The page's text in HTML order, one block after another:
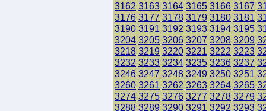
3162 3163 3164 3165 3166 3167
3176 3177 3178 3179 3180 3181
3190 3191 3192 3193 3194 3195
3204 3205 3206 3207 3208 3209
3218 3219 3220 3221 3222 3223
3232 3233 3234 3235 3236 3237
3246 3247 3248 3249 3250 3251
3260 3261 3262 3263 3264 3265
3274 3275 3276 3277 3278 3279
3288 3289 3290 3291 3292 3293